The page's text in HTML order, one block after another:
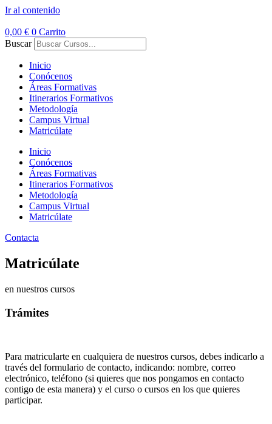
Ir al contenido
0,00 € 0 Carrito
Buscar
Inicio
Conócenos
Áreas Formativas
Itinerarios Formativos
Metodología
Campus Virtual
Matricúlate
Inicio
Conócenos
Áreas Formativas
Itinerarios Formativos
Metodología
Campus Virtual
Matricúlate
Contacta
Matricúlate
en nuestros cursos
Trámites
Para matricularte en cualquiera de nuestros cursos, debes indicarlo a
través del formulario de contacto, indicando: nombre, correo
electrónico, teléfono (si quieres que nos pongamos en contacto
contigo de esta manera) y el curso o cursos en los que quieres
participar.